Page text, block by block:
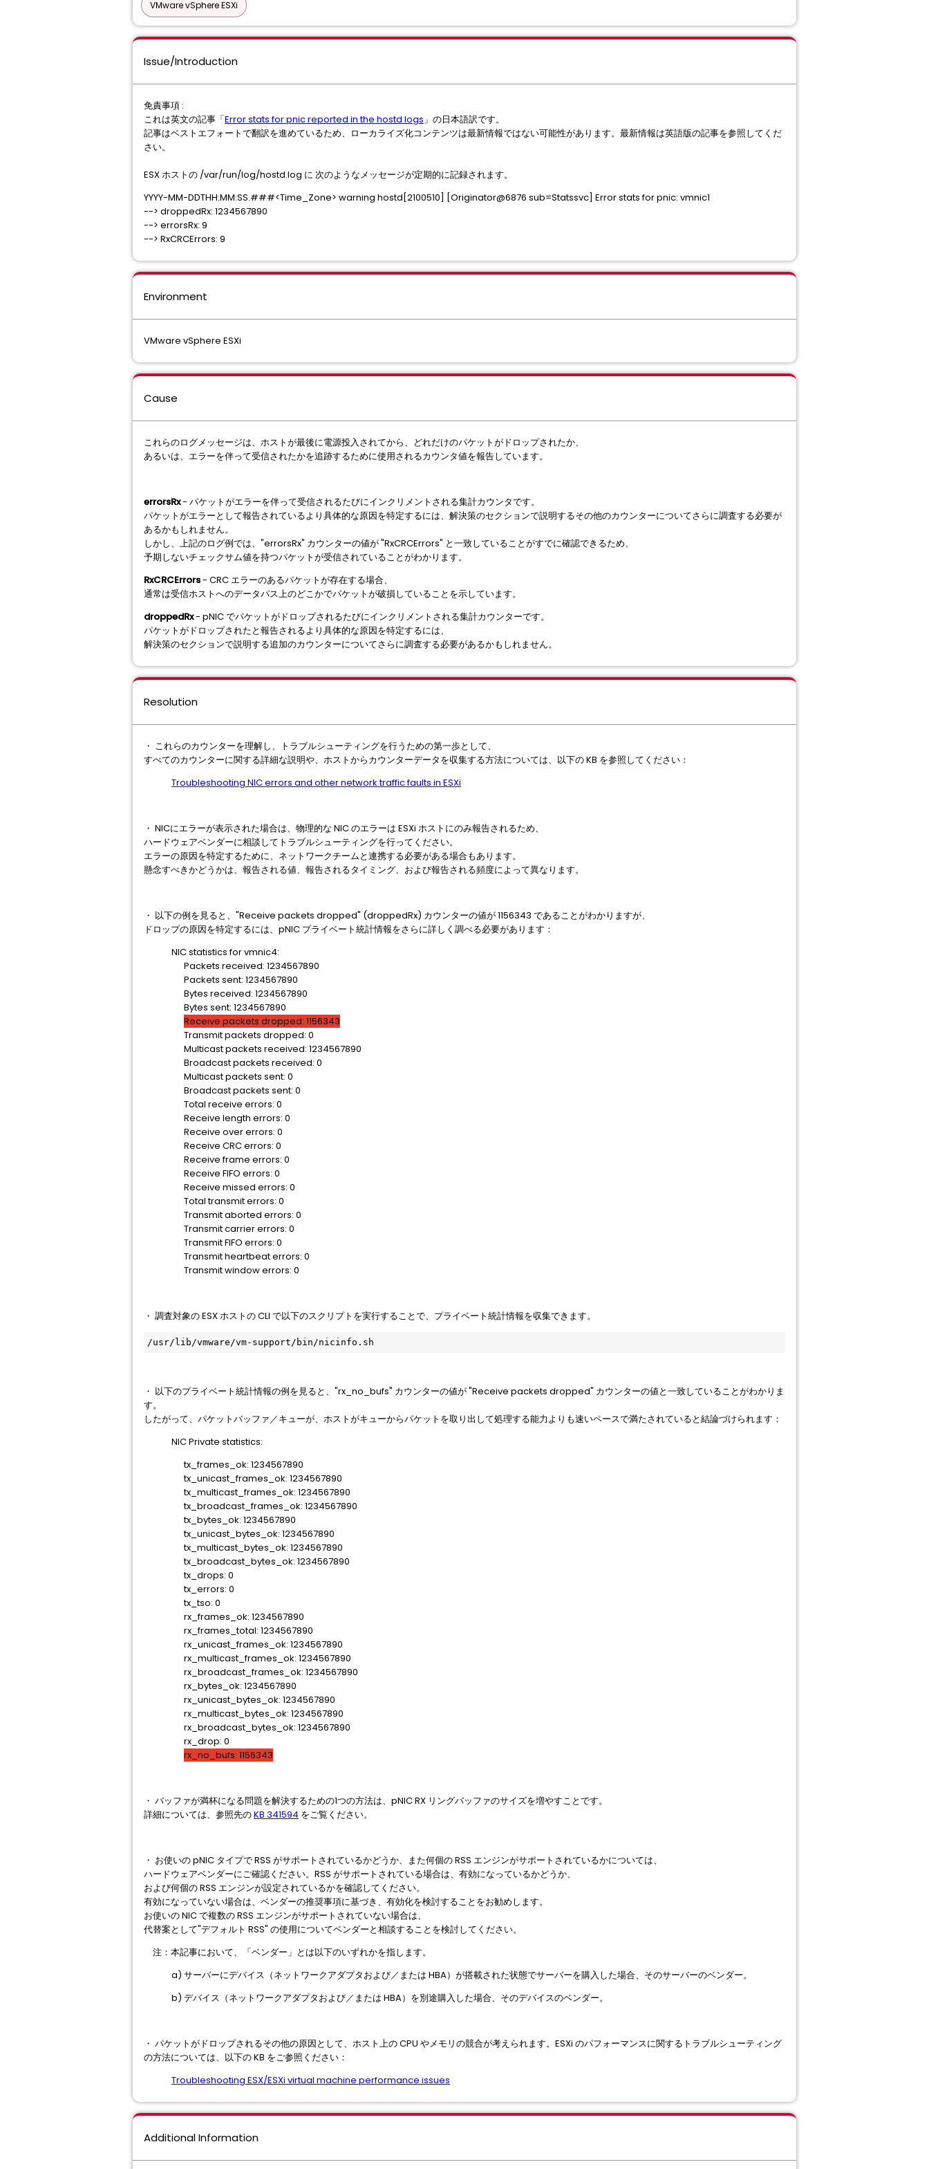
VMware vSphere ESXi
Issue/Introduction
免責事項 :
これは英文の記事「Error stats for pnic reported in the hostd logs」の日本語訳です。
記事はベストエフォートで翻訳を進めているため、ローカライズ化コンテンツは最新情報ではない可能性があります。最新情報は英語版の記事を参照してくだ
さい。
ESX ホストの /var/run/log/hostd.log に 次のようなメッセージが定期的に記録されます。
YYYY-MM-DDTHH:MM:SS.###<Time_Zone> warning hostd[2100510] [Originator@6876 sub=Statssvc] Error stats for pnic: vmnic1
--> droppedRx: 1234567890
--> errorsRx: 9
--> RxCRCErrors: 9
Environment
VMware vSphere ESXi
Cause
これらのログメッセージは、ホストが最後に電源投入されてから、どれだけのパケットがドロップされたか、
あるいは、エラーを伴って受信されたかを追跡するために使用されるカウンタ値を報告しています。
errorsRx- パケットがエラーを伴って受信されるたびにインクリメントされる集計カウンタです。
パケットがエラーとして報告されているより具体的な原因を特定するには、解決策のセクションで説明するその他のカウンターについてさらに調査する必要が
あるかもしれません。
しかし、上記のログ例では、"errorsRx" カウンターの値が "RxCRCErrors" と一致していることがすでに確認できるため、
予期しないチェックサム値を持つパケットが受信されていることがわかります。
RxCRCErrors- CRC エラーのあるパケットが存在する場合、
通常は受信ホストへのデータパス上のどこかでパケットが破損していることを示しています。
droppedRx- pNIC でパケットがドロップされるたびにインクリメントされる集計カウンターです。
パケットがドロップされたと報告されるより具体的な原因を特定するには、
解決策のセクションで説明する追加のカウンターについてさらに調査する必要があるかもしれません。
Resolution
・ これらのカウンターを理解し、トラブルシューティングを行うための第一歩として、
すべてのカウンターに関する詳細な説明や、ホストからカウンターデータを収集する方法については、以下の KB を参照してください：
Troubleshooting NIC errors and other network traffic faults in ESXi
・ NICにエラーが表示された場合は、物理的な NIC のエラーは ESXi ホストにのみ報告されるため、
ハードウェアベンダーに相談してトラブルシューティングを行ってください。
エラーの原因を特定するために、ネットワークチームと連携する必要がある場合もあります。
懸念すべきかどうかは、報告される値、報告されるタイミング、および報告される頻度によって異なります。
・ 以下の例を見ると、"Receive packets dropped" (droppedRx) カウンターの値が 1156343 であることがわかりますが、
ドロップの原因を特定するには、pNIC プライベート統計情報をさらに詳しく調べる必要があります：
NIC statistics for vmnic4:
Packets received: 1234567890
Packets sent: 1234567890
Bytes received: 1234567890
Bytes sent: 1234567890
Receive packets dropped: 1156343
Transmit packets dropped: 0
Multicast packets received: 1234567890
Broadcast packets received: 0
Multicast packets sent: 0
Broadcast packets sent: 0
Total receive errors: 0
Receive length errors: 0
Receive over errors: 0
Receive CRC errors: 0
Receive frame errors: 0
Receive FIFO errors: 0
Receive missed errors: 0
Total transmit errors: 0
Transmit aborted errors: 0
Transmit carrier errors: 0
Transmit FIFO errors: 0
Transmit heartbeat errors: 0
Transmit window errors: 0
・ 調査対象の ESX ホストの CLI で以下のスクリプトを実行することで、プライベート統計情報を収集できます。
/usr/lib/vmware/vm-support/bin/nicinfo.sh
・ 以下のプライベート統計情報の例を見ると、"rx_no_bufs" カウンターの値が "Receive packets dropped" カウンターの値と一致していることがわかりま
す。
したがって、パケットバッファ／キューが、ホストがキューからパケットを取り出して処理する能力よりも速いペースで満たされていると結論づけられます：
NIC Private statistics:
tx_frames_ok: 1234567890
tx_unicast_frames_ok: 1234567890
tx_multicast_frames_ok: 1234567890
tx_broadcast_frames_ok: 1234567890
tx_bytes_ok: 1234567890
tx_unicast_bytes_ok: 1234567890
tx_multicast_bytes_ok: 1234567890
tx_broadcast_bytes_ok: 1234567890
tx_drops: 0
tx_errors: 0
tx_tso: 0
rx_frames_ok: 1234567890
rx_frames_total: 1234567890
rx_unicast_frames_ok: 1234567890
rx_multicast_frames_ok: 1234567890
rx_broadcast_frames_ok: 1234567890
rx_bytes_ok: 1234567890
rx_unicast_bytes_ok: 1234567890
rx_multicast_bytes_ok: 1234567890
rx_broadcast_bytes_ok: 1234567890
rx_drop: 0
rx_no_bufs: 1156343
・ バッファが満杯になる問題を解決するための1つの方法は、pNIC RX リングバッファのサイズを増やすことです。
詳細については、参照先のKB 341594 をご覧ください。
・ お使いの pNIC タイプで RSS がサポートされているかどうか、また何個の RSS エンジンがサポートされているかについては、
ハードウェアベンダーにご確認ください。RSS がサポートされている場合は、有効になっているかどうか、
および何個の RSS エンジンが設定されているかを確認してください。
有効になっていない場合は、ベンダーの推奨事項に基づき、有効化を検討することをお勧めします。
お使いの NIC で複数の RSS エンジンがサポートされていない場合は、
代替案として"デフォルト RSS" の使用についてベンダーと相談することを検討してください。
注：本記事において、「ベンダー」とは以下のいずれかを指します。
a) サーバーにデバイス（ネットワークアダプタおよび／または HBA）が搭載された状態でサーバーを購入した場合、そのサーバーのベンダー。
b) デバイス（ネットワークアダプタおよび／または HBA）を別途購入した場合、そのデバイスのベンダー。
・ パケットがドロップされるその他の原因として、ホスト上の CPU やメモリの競合が考えられます。ESXi のパフォーマンスに関するトラブルシューティング
の方法については、以下の KB をご参照ください：
Troubleshooting ESX/ESXi virtual machine performance issues
Additional Information